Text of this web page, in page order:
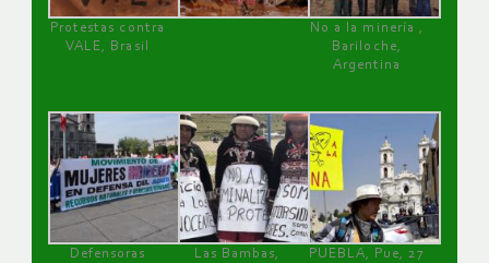
Protestas contra
VALE, Brasil
No a la minería ,
Bariloche,
Argentina
Defensoras
Las Bambas,
PUEBLA, Pue, 27